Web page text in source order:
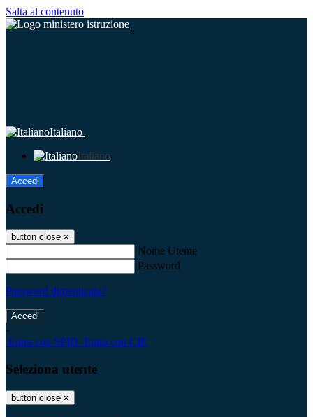
Salta al contenuto
Italiano
Italiano
Accedi
Accedi
button close ×
Nome Utente
Password
Password dimenticata?
-
Entra con SPID Entra con CIE
Seleziona utente
button close ×